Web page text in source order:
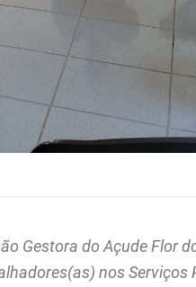
Gestora do Açude Flor
nos Serviços